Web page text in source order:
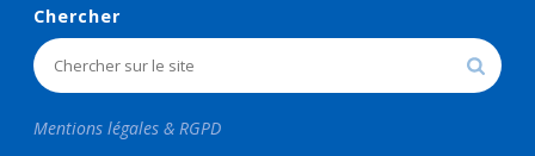
Chercher
Mentions légales & RGPD